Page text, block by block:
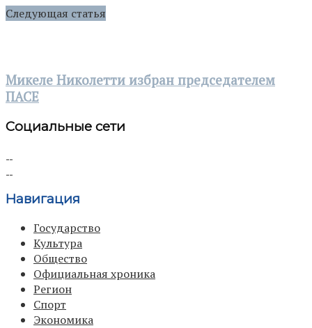
Следующая статья
Микеле Николетти избран председателем
ПАСЕ
Социальные сети
Навигация
Государство
Культура
Общество
Официальная хроника
Регион
Спорт
Экономика